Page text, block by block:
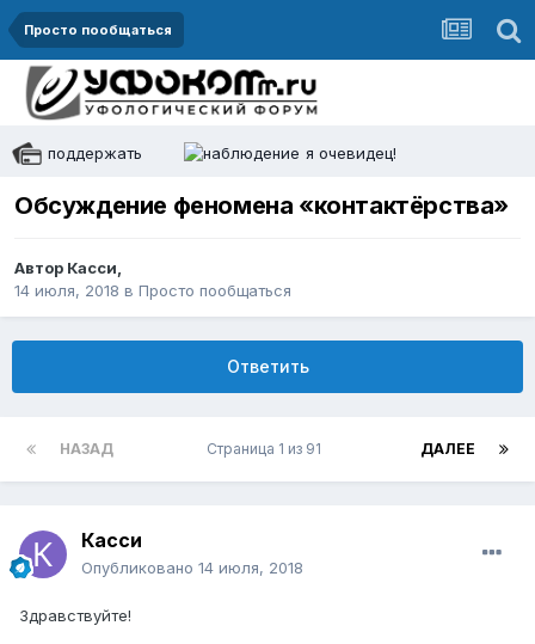
Просто пообщаться
поддержать я очевидец!
Обсуждение феномена «контактёрства»
Автор Касси,
14 июля, 2018 в Просто пообщаться
Ответить
НАЗАД ДАЛЕЕ
Страница 1 из 91
Касси
Опубликовано 14 июля, 2018
Здравствуйте!